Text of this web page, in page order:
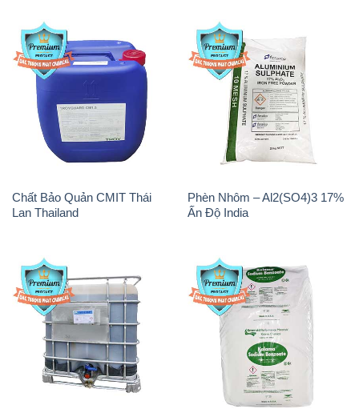
Chất Bảo Quản CMIT Thái
Lan Thailand
Phèn Nhôm – Al2(SO4)3 17%
Ấn Độ India